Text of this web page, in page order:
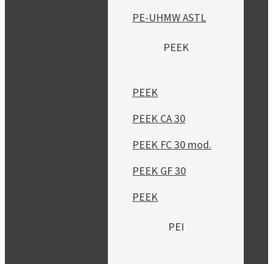
PE-UHMW ASTL
PEEK
PEEK
PEEK CA 30
PEEK FC 30 mod.
PEEK GF 30
PEEK
PEI